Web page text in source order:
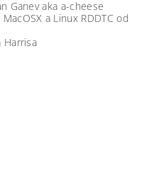
Ganev aka a-cheese
a Linux RDDTC od
Harrisa